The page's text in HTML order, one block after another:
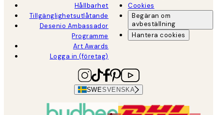
Hållbarhet
Tillgänglighetsutlåtande
Desenio Ambassador
Programme
Art Awards
Logga in (företag)
Cookies
Begäran om
avbeställning
Hantera cookies
SWESVENSKA